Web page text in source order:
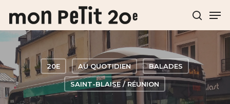
Hit enter to search or ESC to close
20E AU QUOTIDIEN BALADES
SAINT-BLAISE / RÉUNION